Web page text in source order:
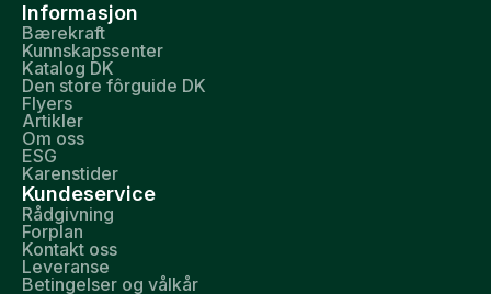
Informasjon
Bærekraft
Kunnskapssenter
Katalog DK
Den store fôrguide DK
Flyers
Artikler
Om oss
ESG
Karenstider
Kundeservice
Rådgivning
Forplan
Kontakt oss
Leveranse
Betingelser og vålkår